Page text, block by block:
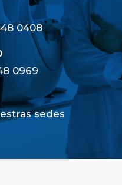
0408
0969
sedes